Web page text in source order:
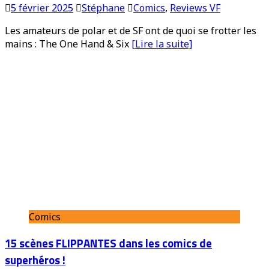
5 février 2025 Stéphane Comics, Reviews VF
Les amateurs de polar et de SF ont de quoi se frotter les
mains : The One Hand & Six [Lire la suite]
Comics
15 scènes FLIPPANTES dans les comics de
superhéros !